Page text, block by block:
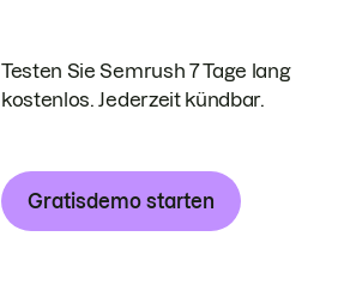
Testen Sie Semrush 7 Tage lang
kostenlos. Jederzeit kündbar.
Gratisdemo starten